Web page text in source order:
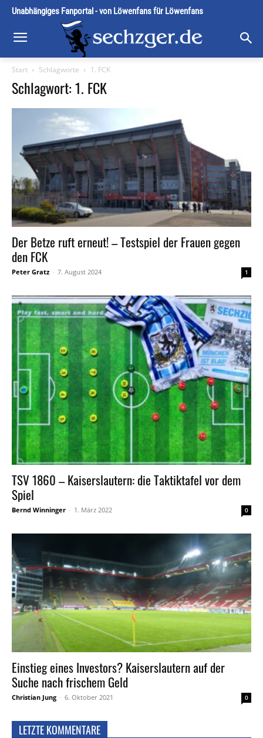
Unabhängiges Fanportal - von Löwenfans für Löwenfans
Start Schlagworte 1. FCK
Schlagwort: 1. FCK
Der Betze ruft erneut! – Testspiel der Frauen gegen
den FCK
Peter Gratz - 7. August 2024 1
TSV 1860 – Kaiserslautern: die Taktiktafel vor dem
Spiel
Bernd Winninger - 1. März 2022 0
Einstieg eines Investors? Kaiserslautern auf der
Suche nach frischem Geld
Christian Jung - 6. Oktober 2021 0
LETZTE KOMMENTARE